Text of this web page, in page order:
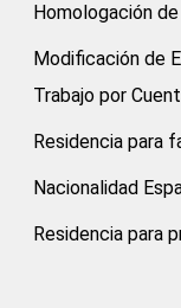
Homologación
Modificación de
Trabajo por
Residencia para
Nacionalidad
Residencia para